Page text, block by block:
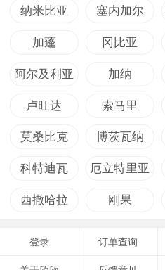
纳米比亚 塞内加尔
加蓬 冈比亚
阿尔及利亚 加纳
卢旺达 索马里
莫桑比克 博茨瓦纳
科特迪瓦 厄立特里亚
西撒哈拉 刚果
登录 订单查询